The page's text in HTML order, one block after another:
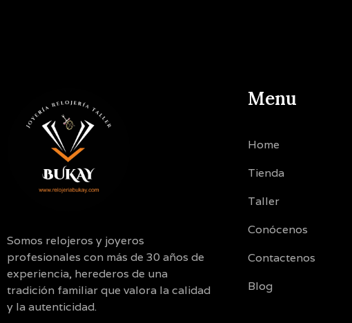
Somos relojeros y joyeros
profesionales con más de 30 años de
experiencia, herederos de una
tradición familiar que valora la calidad
y la autenticidad.
Menu
Home
Tienda
Taller
Conócenos
Contactenos
Blog